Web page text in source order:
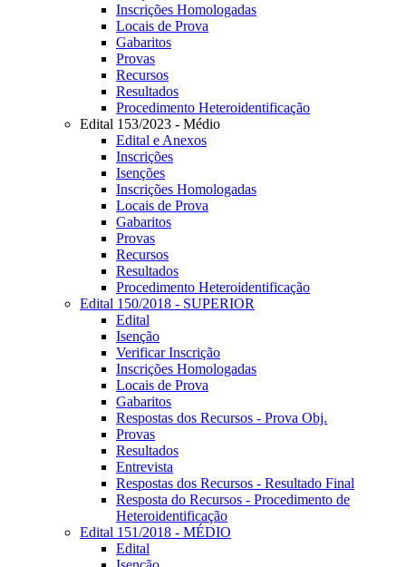
Inscrições Homologadas
Locais de Prova
Gabaritos
Provas
Recursos
Resultados
Procedimento Heteroidentificação
Edital 153/2023 - Médio
Edital e Anexos
Inscrições
Isenções
Inscrições Homologadas
Locais de Prova
Gabaritos
Provas
Recursos
Resultados
Procedimento Heteroidentificação
Edital 150/2018 - SUPERIOR
Edital
Isenção
Verificar Inscrição
Inscrições Homologadas
Locais de Prova
Gabaritos
Respostas dos Recursos - Prova Obj.
Provas
Resultados
Entrevista
Respostas dos Recursos - Resultado Final
Resposta do Recursos - Procedimento de
Heteroidentificação
Edital 151/2018 - MÉDIO
Edital